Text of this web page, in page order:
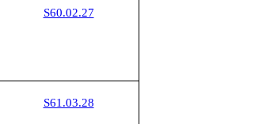
S60.02.27
S61.03.28